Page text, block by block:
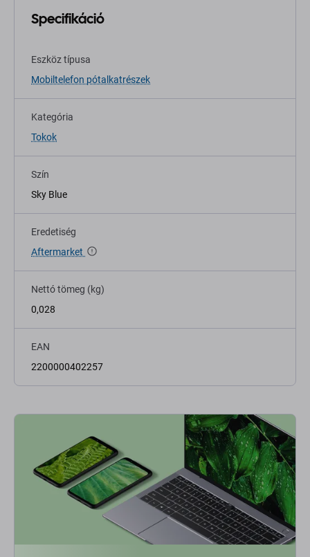
Specifikáció
Eszköz típusa
Mobiltelefon pótalkatrészek
Kategória
Tokok
Szín
Sky Blue
Eredetiség
Aftermarket
Nettó tömeg (kg)
0,028
EAN
2200000402257